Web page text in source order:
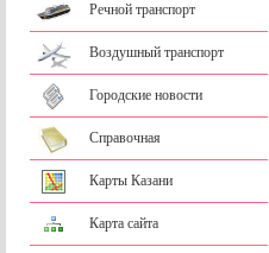
Речной транспорт
Воздушный транспорт
Городские новости
Справочная
Карты Казани
Карта сайта